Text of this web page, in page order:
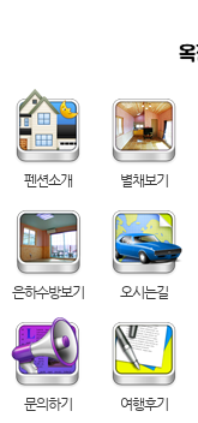
펜션소개 별채보기
은하수방보기 오시는길
문의하기 여행후기